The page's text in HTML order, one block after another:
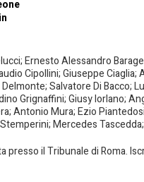
Ernesto Alessandro
Cipollini; Giuseppe
Salvatore Di Bacco;
Grignaffini; Giusy Iorlano;
Antonio Mura; Ezio
Mercedes
presso il Tribunale di Roma.